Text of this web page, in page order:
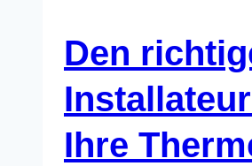
Den
Ihre